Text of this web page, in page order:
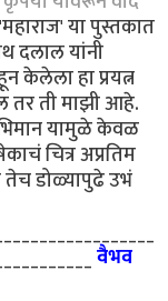
या पुस्तकात
दलाल यांनी
केलेला हा प्रयत्न
ती माझी आहे.
यामुळे केवळ
चित्र अप्रतिम
तेच डोळ्यापुढे उभं
वैभव